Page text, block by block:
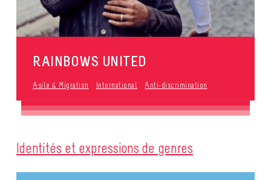
RAINBOWS UNITED
Asile & Migration International Anti-discrimination
Identités et expressions de genres